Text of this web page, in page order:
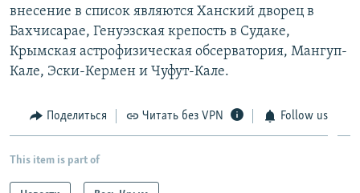
внесение в список являются Ханский дворец в
Бахчисарае, Генуэзская крепость в Судаке,
Крымская астрофизическая обсерватория, Мангуп-
Кале, Эски-Кермен и Чуфут-Кале.
Поделиться Читать без VPN Follow us
This item is part of